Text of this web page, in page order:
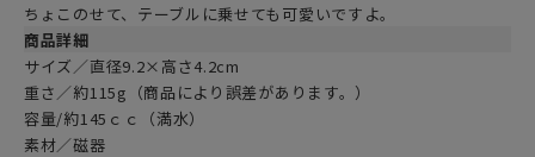
ちょこのせて、テーブルに乗せても可愛いですよ。
商品詳細
サイズ／直径9.2×高さ4.2cm
重さ／約115g（商品により誤差があります。）
容量/約145ｃｃ（満水）
素材／磁器